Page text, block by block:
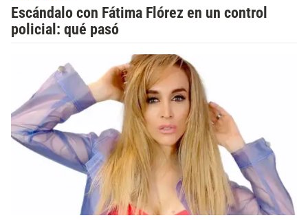
Escándalo con Fátima Flórez en un control
policial: qué pasó